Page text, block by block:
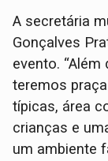
A secretária
Gonçalves
evento.
teremos
típicas, área
crianças e
um ambiente